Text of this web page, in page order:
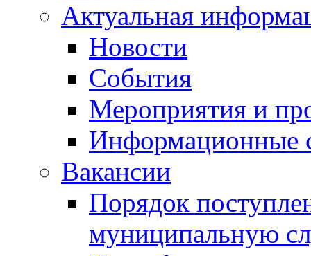
Актуальная
Новости
События
Мероприятия и
Информационные
Вакансии
Порядок
муниципальную